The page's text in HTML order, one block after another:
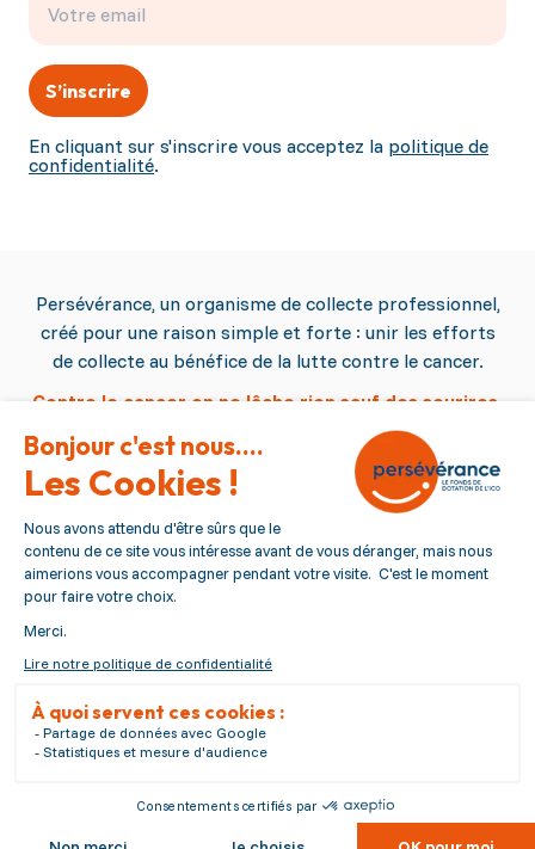
En cliquant sur s'inscrire vous acceptez la politique de
confidentialité.
S’inscrire
Persévérance, un organisme de collecte professionnel,
créé pour une raison simple et forte : unir les efforts
de collecte au bénéfice de la lutte contre le cancer.
Contre le cancer on ne lâche rien sauf des sourires.
Persévérance
Qui sommes nous ?
Nous contacter
Nous suivre
Pied de page
Politique de confidentialité
Mentions légales